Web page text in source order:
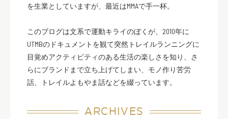
を生業としていますが、最近はMMAで手一杯。
このブログは文系で運動キライのぼくが、2010年に
UTMBのドキュメントを観て突然トレイルランニングに
目覚めアクティビティのある生活の楽しさを知り、さ
らにブランドまで立ち上げてしまい、モノ作り苦労
話、トレイルよもやま話などを綴っています。
ARCHIVES